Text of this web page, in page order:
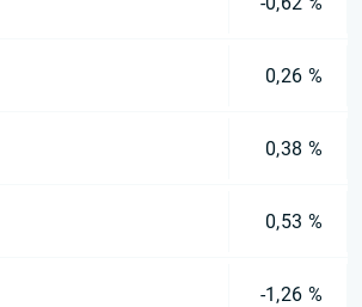
0,26 %
0,38 %
0,53 %
-1,26 %